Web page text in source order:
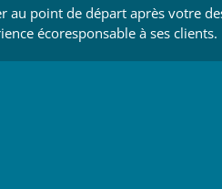
point de départ après votre
écoresponsable à ses clients.